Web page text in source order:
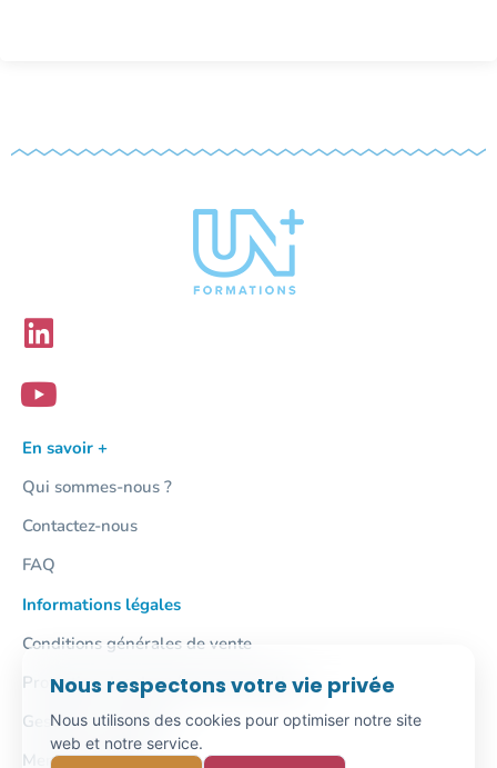
En savoir +
Qui sommes-nous ?
Contactez-nous
FAQ
Informations légales
Conditions générales de vente
Protection des données personnelles
Gestion des cookies
Mentions légales
Nous respectons votre vie privée
Nous utilisons des cookies pour optimiser notre site
web et notre service.